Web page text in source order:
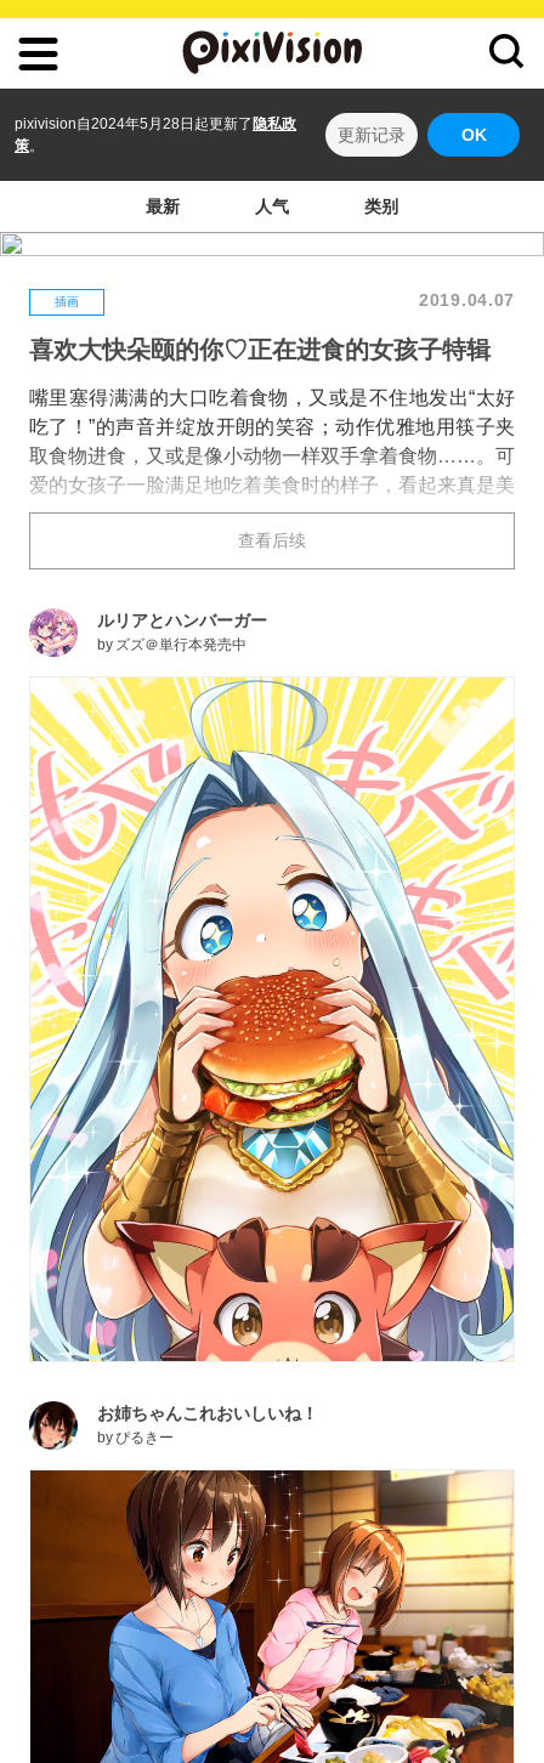
pixivision自2024年5月28日起更新了 隐私政
策。
更新记录 OK
最新 人气 类别
插画 2019.04.07
喜欢大快朵颐的你♡正在进食的女孩子特辑
嘴里塞得满满的大口吃着食物，又或是不住地发出“太好
吃了！”的声音并绽放开朗的笑容；动作优雅地用筷子夹
取食物进食，又或是像小动物一样双手拿着食物……。可
爱的女孩子一脸满足地吃着美食时的样子，看起来真是美
好得能治愈身心啊。大家看了一定会产生想和她一起吃
这次，就为大家送上描绘了正在进食的女孩子们的插画作
查看后续
ルリアとハンバーガー
by ズズ＠単行本発売中
お姉ちゃんこれおいしいね！
byぴるきー